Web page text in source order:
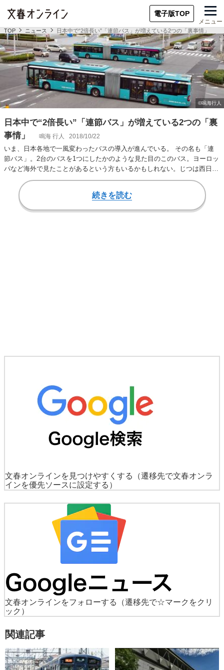
電子版TOP
メニュー
TOP ニュース 日本中で“2倍長い”「連節バス」が増えている2つの「裏事情」
日本中で“2倍長い”「連節バス」が増えている2つの「裏
事情」
鳴海 行人 2018/10/22
いま、日本各地で一風変わったバスの導入が進んでいる。 その名も「連
節バス」。2台のバスを1つにしたかのような見た目のこのバス。ヨーロッ
パなど海外で見たことがあるという方もいるかもしれない。じつは西日本
を中心に連節バ…
続きを読む
文春オンラインを見つけやすくする
（遷移先で文春オンラ
インを優先ソースに設定する）
文春オンラインをフォローする
（遷移先で☆マークをクリ
ック）
関連記事